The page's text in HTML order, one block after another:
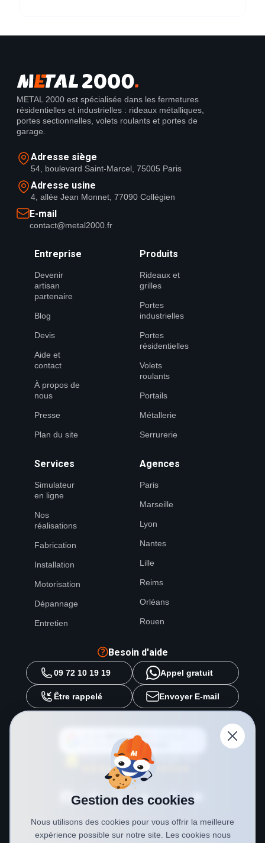
METAL 2000 est spécialisée dans les fermetures
résidentielles et industrielles : rideaux métalliques,
portes sectionnelles, volets roulants et portes de
garage.
Adresse siège
54, boulevard Saint-Marcel, 75005 Paris
Adresse usine
4, allée Jean Monnet, 77090 Collégien
E-mail
contact@metal2000.fr
Entreprise
Devenir
artisan
partenaire
Blog
Devis
Aide et
contact
À propos de
nous
Presse
Plan du site
Produits
Rideaux et
grilles
Portes
industrielles
Portes
résidentielles
Volets
roulants
Portails
Métallerie
Serrurerie
Services
Simulateur
en ligne
Nos
réalisations
Fabrication
Installation
Motorisation
Dépannage
Entretien
Agences
Paris
Marseille
Lyon
Nantes
Lille
Reims
Orléans
Rouen
Besoin d'aide
09 72 10 19 19 Appel gratuit
Être rappelé Envoyer E-mail
METAL 2000
source préférée surGoogle
Gestion des cookies
Nous utilisons des cookies pour vous offrir la meilleure
expérience possible sur notre site. Les cookies nous